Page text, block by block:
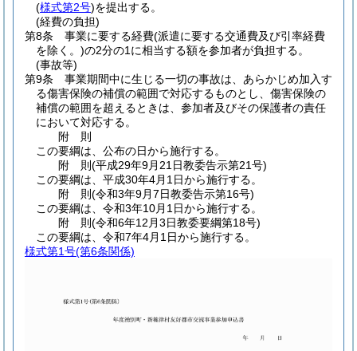
(様式第2号)を提出する。
(経費の負担)
第8条
事業に要する経費(派遣に要する交通費及び引率経費
を除く。)の2分の1に相当する額を参加者が負担する。
(事故等)
第9条
事業期間中に生じる一切の事故は、あらかじめ加入す
る傷害保険の補償の範囲で対応するものとし、傷害保険の
補償の範囲を超えるときは、参加者及びその保護者の責任
において対応する。
附 則
この要綱は、公布の日から施行する。
附 則(平成29年9月21日教委告示第21号)
この要綱は、平成30年4月1日から施行する。
附 則(令和3年9月7日教委告示第16号)
この要綱は、令和3年10月1日から施行する。
附 則(令和6年12月3日教委要綱第18号)
この要綱は、令和7年4月1日から施行する。
様式第1号(第6条関係)